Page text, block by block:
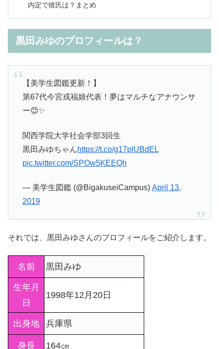
内定で彼氏は？まとめ
黒田みゆのプロフィールは？
【美学生図鑑更新！】
第67代今宮戎福娘代表！夢はマルチなアナウンサ
ー😊✨
関西学院大学社会学部3回生
黒田みゆちゃんhttps://t.co/g17plUBdEL
pic.twitter.com/SPOw5KEEQh
— 美学生図鑑 (@BigakuseiCampus) April 13,
2019
それでは、黒田みゆさんのプロフィールをご紹介します。
名前 黒田みゆ
生年月
日
1998年12月20日
出身地 兵庫県
身長 164㎝